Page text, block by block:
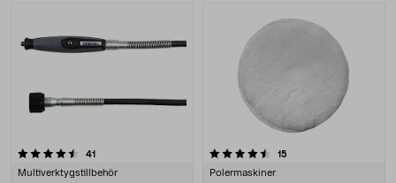
41
Multiverktygstillbehör
4.5 av 5 stjärnor 15
Polermaskiner